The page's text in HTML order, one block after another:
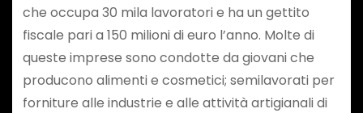
che occupa 30 mila lavoratori e ha un gettito
fiscale pari a 150 milioni di euro l’anno. Molte di
queste imprese sono condotte da giovani che
producono alimenti e cosmetici; semilavorati per
forniture alle industrie e alle attività artigianali di